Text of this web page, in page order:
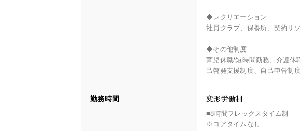
◆レクリエーション
社員クラブ、保養所、契約リ
◆その他制度
育児休職/短時間勤務、介護休
己啓発支援制度、自己申告制
勤務時間 変形労働制
■8時間フレックスタイム制
※コアタイムなし